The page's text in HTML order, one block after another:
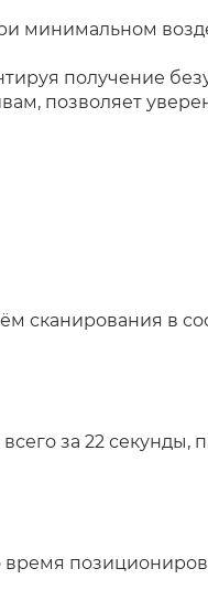
минимальном
получение
позволяет
сканирования в
за 22 секунды,
время